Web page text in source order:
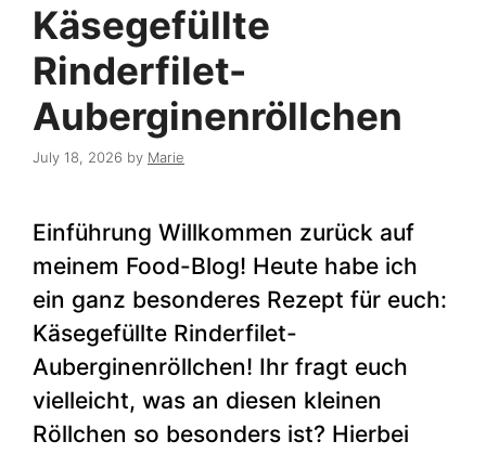
Käsegefüllte
Rinderfilet-
Auberginenröllchen
July 18, 2026 by Marie
Einführung Willkommen zurück auf
meinem Food-Blog! Heute habe ich
ein ganz besonderes Rezept für euch:
Käsegefüllte Rinderfilet-
Auberginenröllchen! Ihr fragt euch
vielleicht, was an diesen kleinen
Röllchen so besonders ist? Hierbei